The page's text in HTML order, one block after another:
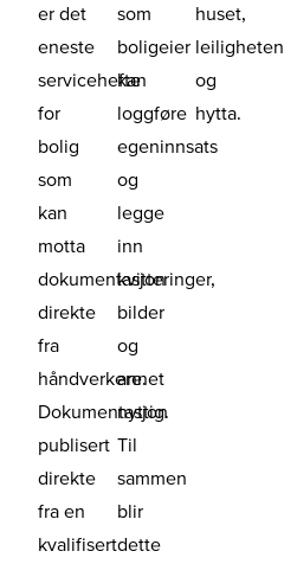
er det
eneste
servicehefte
for
bolig
som
kan
motta
dokumentasjon
direkte
fra
håndverkere.
Dokumentasjon
publisert
direkte
fra en
kvalifisert
som
boligeier
kan
loggføre
egeninnsats
og
legge
inn
kvitteringer,
bilder
og
annet
nyttig.
Til
sammen
blir
dette
huset,
leiligheten
og
hytta.